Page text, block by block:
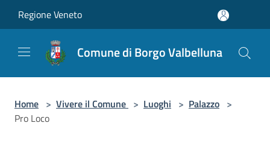
Regione Veneto
Comune di Borgo Valbelluna
Home > Vivere il Comune > Luoghi > Palazzo >
Pro Loco